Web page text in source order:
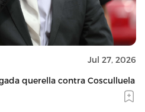
Jul 27, 2026
querella contra Cosculluela